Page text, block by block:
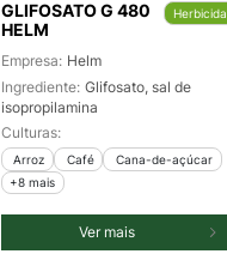
GLIFOSATO G 480
HELM
Herbicida
Empresa: Helm
Ingrediente: Glifosato, sal de
isopropilamina
Culturas:
Arroz Café
Cana-de-açúcar
+8 mais
Ver mais